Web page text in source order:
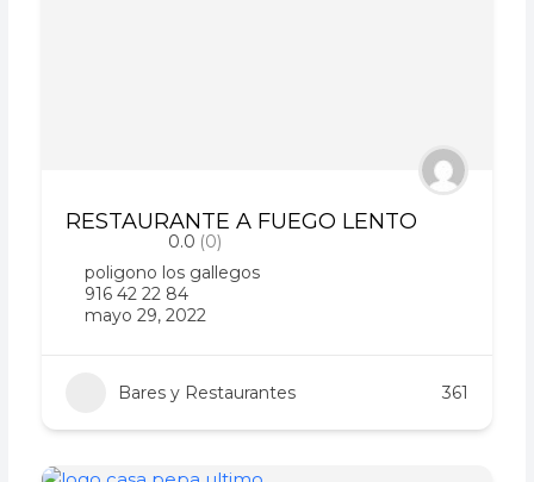
RESTAURANTE A FUEGO LENTO
0.0 (0)
poligono los gallegos
916 42 22 84
mayo 29, 2022
Bares y Restaurantes 361